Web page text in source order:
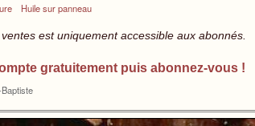
Huile sur panneau
est uniquement accessible aux abonnés.
gratuitement puis abonnez-vous !